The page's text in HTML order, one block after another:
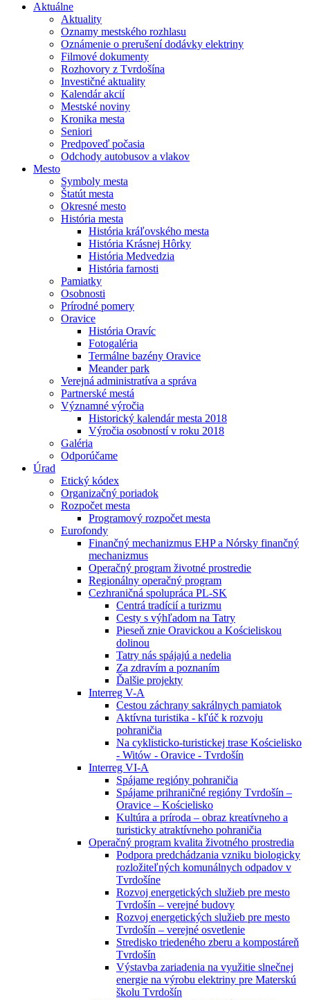
Aktuálne
Aktuality
Oznamy mestského rozhlasu
Oznámenie o prerušení dodávky elektriny
Filmové dokumenty
Rozhovory z Tvrdošína
Investičné aktuality
Kalendár akcií
Mestské noviny
Kronika mesta
Seniori
Predpoveď počasia
Odchody autobusov a vlakov
Mesto
Symboly mesta
Štatút mesta
Okresné mesto
História mesta
História kráľovského mesta
História Krásnej Hôrky
História Medvedzia
História farnosti
Pamiatky
Osobnosti
Prírodné pomery
Oravice
História Oravíc
Fotogaléria
Termálne bazény Oravice
Meander park
Verejná administratíva a správa
Partnerské mestá
Významné výročia
Historický kalendár mesta 2018
Výročia osobností v roku 2018
Galéria
Odporúčame
Úrad
Etický kódex
Organizačný poriadok
Rozpočet mesta
Programový rozpočet mesta
Eurofondy
Finančný mechanizmus EHP a Nórsky finančný
mechanizmus
Operačný program životné prostredie
Regionálny operačný program
Cezhraničná spolupráca PL-SK
Centrá tradícií a turizmu
Cesty s výhľadom na Tatry
Pieseň znie Oravickou a Kościeliskou
dolinou
Tatry nás spájajú a nedelia
Za zdravím a poznaním
Ďalšie projekty
Interreg V-A
Cestou záchrany sakrálnych pamiatok
Aktívna turistika - kľúč k rozvoju
pohraničia
Na cyklisticko-turistickej trase Kościelisko
- Witów - Oravice - Tvrdošín
Interreg VI-A
Spájame regióny pohraničia
Spájame prihraničné regióny Tvrdošín –
Oravice – Kościelisko
Kultúra a príroda – obraz kreatívneho a
turisticky atraktívneho pohraničia
Operačný program kvalita životného prostredia
Podpora predchádzania vzniku biologicky
rozložiteľných komunálnych odpadov v
Tvrdošíne
Rozvoj energetických služieb pre mesto
Tvrdošín – verejné budovy
Rozvoj energetických služieb pre mesto
Tvrdošín – verejné osvetlenie
Stredisko triedeného zberu a kompostáreň
Tvrdošín
Výstavba zariadenia na využitie slnečnej
energie na výrobu elektriny pre Materskú
školu Tvrdošín